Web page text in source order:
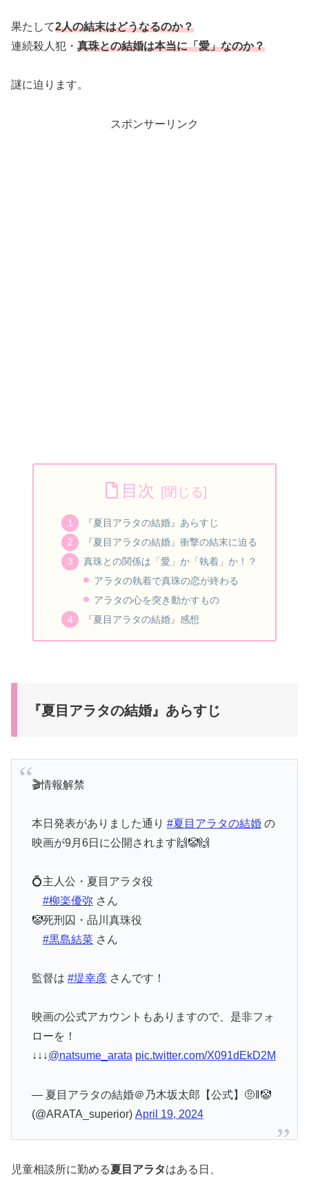
果たして2人の結末はどうなるのか？
連続殺人犯・ 真珠との結婚は本当に「愛」なのか？
謎に迫ります。
スポンサーリンク
目次
『夏目アラタの結婚』あらすじ
『夏目アラタの結婚』衝撃の結末に迫る
真珠との関係は「愛」か「執着」か！？
アラタの執着で真珠の恋が終わる
アラタの心を突き動かすもの
『夏目アラタの結婚』感想
『夏目アラタの結婚』あらすじ
🎬情報解禁
本日発表がありました通り #夏目アラタの結婚の
映画が9月6日に公開されます🙌🤡🙌
💍主人公・夏目アラタ役
#柳楽優弥さん
🤡死刑囚・品川真珠役
#黒島結菜さん
監督は #堤幸彦さんです！
映画の公式アカウントもありますので、是非フォ
ローを！
↓↓↓@natsume_arata pic.twitter.com/X091dEkD2M
— 夏目アラタの結婚＠乃木坂太郎【公式】🤨‖🤡
(@ARATA_superior) April 19, 2024
児童相談所に勤める夏目アラタはある日、